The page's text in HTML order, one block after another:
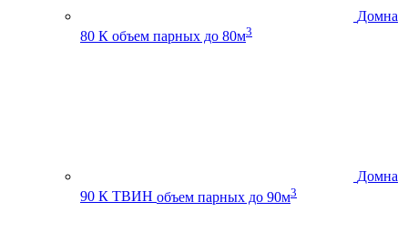
Домна
80 К объем парных до 80м3
Домна
90 К ТВИН объем парных до 90м3